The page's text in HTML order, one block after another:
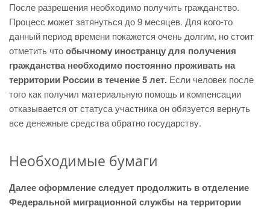
После разрешения необходимо получить гражданство.
Процесс может затянуться до 9 месяцев. Для кого-то
данный период времени покажется очень долгим, но стоит
отметить чтообычному иностранцу для получения
гражданства необходимо постоянно проживать на
территории России в течение 5 лет. Если человек после
того как получил материальную помощь и компенсации
отказывается от статуса участника он обязуется вернуть
все денежные средства обратно государству.
Необходимые бумаги
Далее оформление следует продолжить в отделение
Федеральной миграционной службы на территории